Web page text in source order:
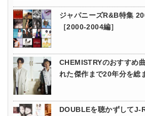
ジャパニーズR&B特集
［2000-2004編］
CHEMISTRYのおすすめ
れた傑作まで20年分を総
DOUBLEを聴かずしてJ-